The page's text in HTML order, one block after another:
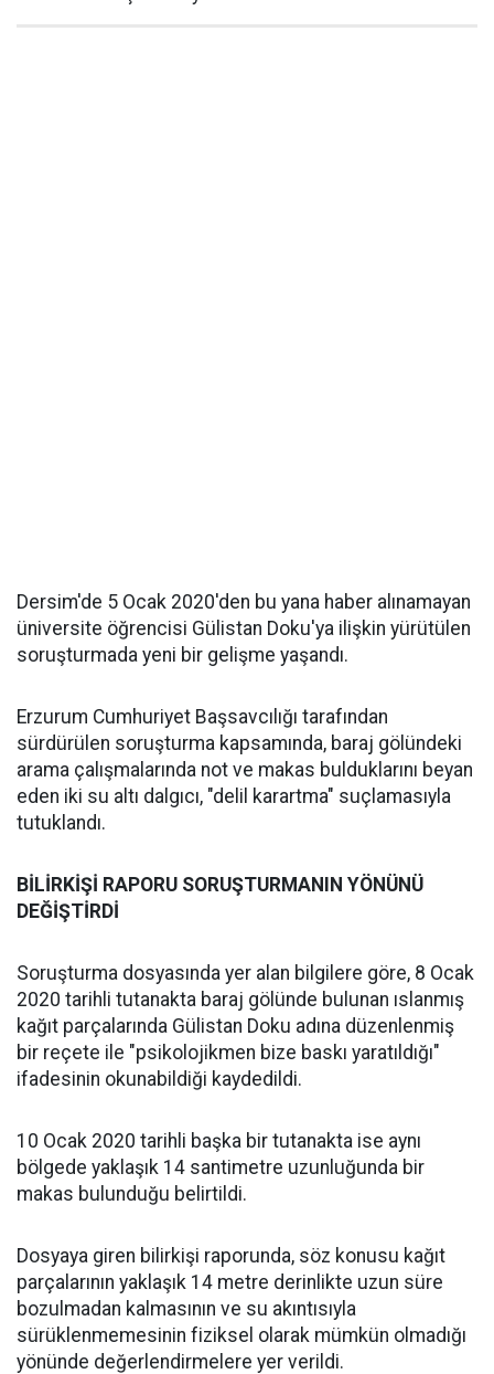
Dersim'de 5 Ocak 2020'den bu yana haber alınamayan
üniversite öğrencisi Gülistan Doku'ya ilişkin yürütülen
soruşturmada yeni bir gelişme yaşandı.
Erzurum Cumhuriyet Başsavcılığı tarafından
sürdürülen soruşturma kapsamında, baraj gölündeki
arama çalışmalarında not ve makas bulduklarını beyan
eden iki su altı dalgıcı, "delil karartma" suçlamasıyla
tutuklandı.
BİLİRKİŞİ RAPORU SORUŞTURMANIN YÖNÜNÜ
DEĞİŞTİRDİ
Soruşturma dosyasında yer alan bilgilere göre, 8 Ocak
2020 tarihli tutanakta baraj gölünde bulunan ıslanmış
kağıt parçalarında Gülistan Doku adına düzenlenmiş
bir reçete ile "psikolojikmen bize baskı yaratıldığı"
ifadesinin okunabildiği kaydedildi.
10 Ocak 2020 tarihli başka bir tutanakta ise aynı
bölgede yaklaşık 14 santimetre uzunluğunda bir
makas bulunduğu belirtildi.
Dosyaya giren bilirkişi raporunda, söz konusu kağıt
parçalarının yaklaşık 14 metre derinlikte uzun süre
bozulmadan kalmasının ve su akıntısıyla
sürüklenmemesinin fiziksel olarak mümkün olmadığı
yönünde değerlendirmelere yer verildi.